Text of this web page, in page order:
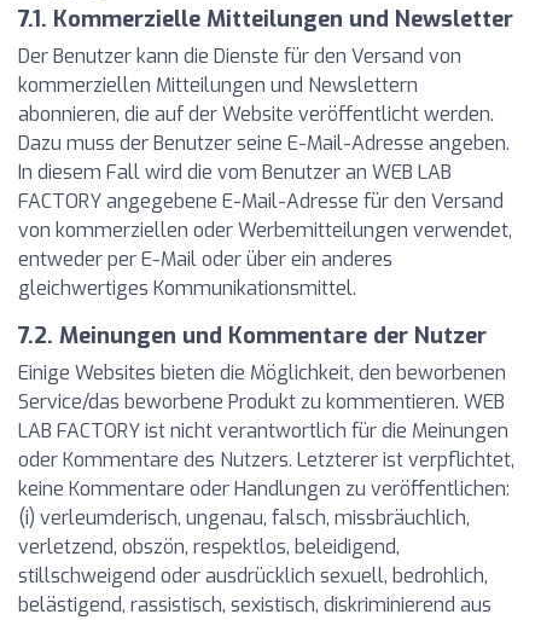
7.1. Kommerzielle Mitteilungen und Newsletter
Der Benutzer kann die Dienste für den Versand von
kommerziellen Mitteilungen und Newslettern
abonnieren, die auf der Website veröffentlicht werden.
Dazu muss der Benutzer seine E-Mail-Adresse angeben.
In diesem Fall wird die vom Benutzer an WEB LAB
FACTORY angegebene E-Mail-Adresse für den Versand
von kommerziellen oder Werbemitteilungen verwendet,
entweder per E-Mail oder über ein anderes
gleichwertiges Kommunikationsmittel.
7.2. Meinungen und Kommentare der Nutzer
Einige Websites bieten die Möglichkeit, den beworbenen
Service/das beworbene Produkt zu kommentieren. WEB
LAB FACTORY ist nicht verantwortlich für die Meinungen
oder Kommentare des Nutzers. Letzterer ist verpflichtet,
keine Kommentare oder Handlungen zu veröffentlichen:
(i) verleumderisch, ungenau, falsch, missbräuchlich,
verletzend, obszön, respektlos, beleidigend,
stillschweigend oder ausdrücklich sexuell, bedrohlich,
belästigend, rassistisch, sexistisch, diskriminierend aus